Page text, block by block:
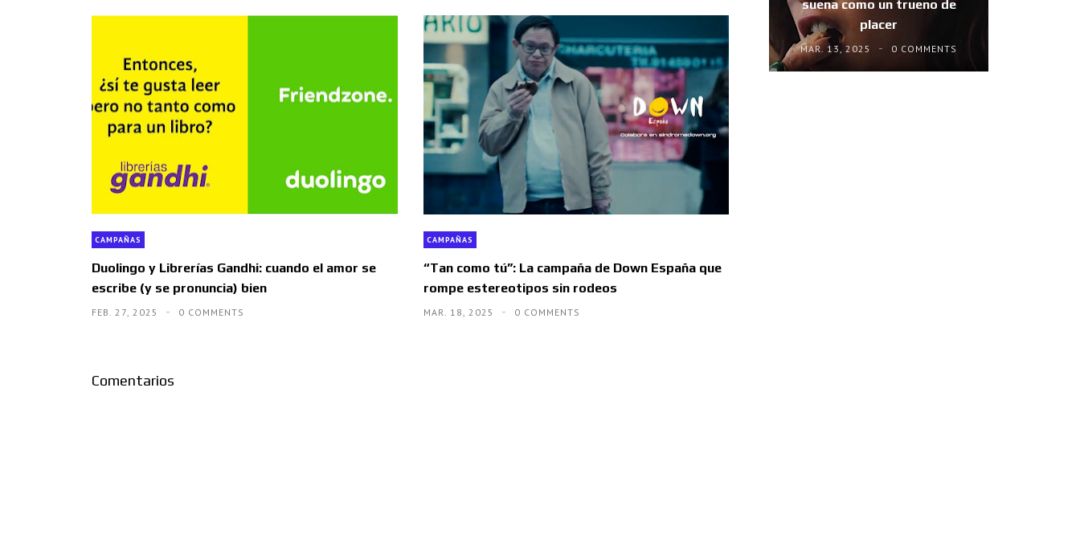
CAMPAÑAS
Duolingo y Librerías Gandhi: cuando el amor se
escribe (y se pronuncia) bien
FEB. 27, 2025 0 COMMENTS
CAMPAÑAS
“Tan como tú”: La campaña de Down España que
rompe estereotipos sin rodeos
MAR. 18, 2025 0 COMMENTS
Comentarios
suena como un trueno de
placer
MAR. 13, 2025 0 COMMENTS